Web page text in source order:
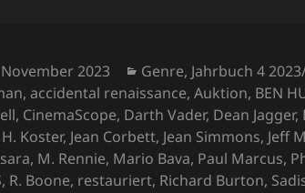
2023 Kategorien
Genre, Jahrbuch 4
, accidental renaissance,Auktion, BEN
, CinemaScope, Darth Vader, Dean Jagger,
H. Koster, Jean Corbett, Jean Simmons, Jeff
, M. Rennie, Mario Bava, Paul Marcus,
, R. Boone, restauriert, Richard Burton,